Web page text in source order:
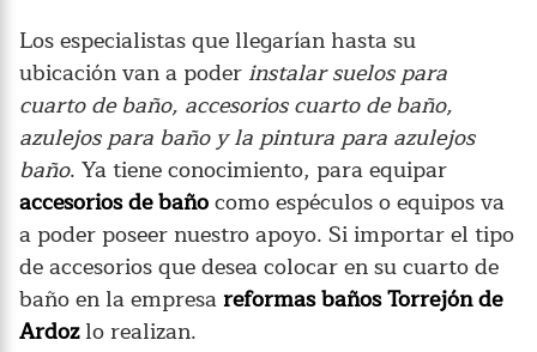
Los especialistas que llegarían hasta su
ubicación van a poder instalar suelos para
cuarto de baño, accesorios cuarto de baño,
azulejos para baño y la pintura para azulejos
baño. Ya tiene conocimiento, para equipar
accesorios de bañocomo espéculos o equipos va
a poder poseer nuestro apoyo. Si importar el tipo
de accesorios que desea colocar en su cuarto de
baño en la empresareformas baños Torrejón de
Ardozlo realizan.